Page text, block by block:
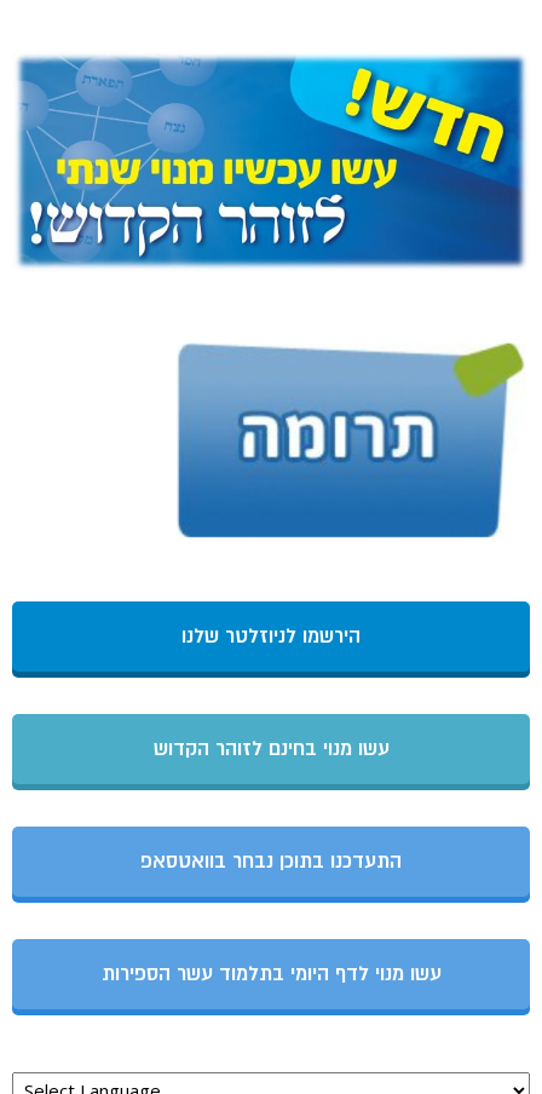
הירשמו לניוזלטר שלנו
עשו מנוי בחינם לזוהר הקדוש
התעדכנו בתוכן נבחר בוואטסאפ
עשו מנוי לדף היומי בתלמוד עשר הספירות